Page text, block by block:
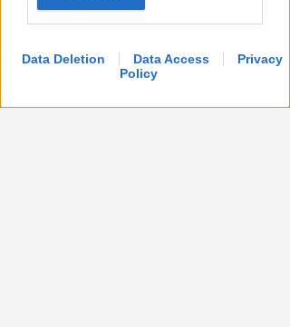
Data Deletion Data Access
Privacy
Policy